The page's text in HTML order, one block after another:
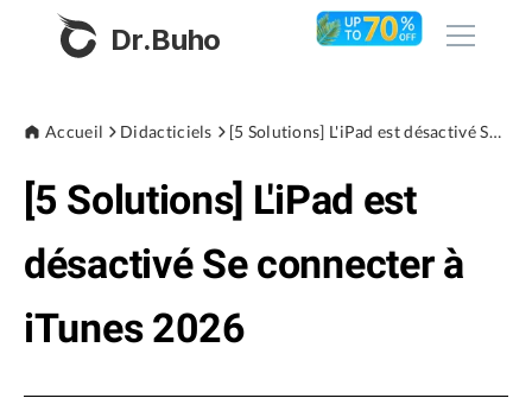
Dr.Buho
Produits
BuhoCleaner
BuhoRepair
Boutique
Blog
Accueil Didacticiels [5 Solutions] L'iPad est désactivé Se connecter à iTunes 2026
[5 Solutions] L'iPad est
désactivé Se connecter à
iTunes 2026